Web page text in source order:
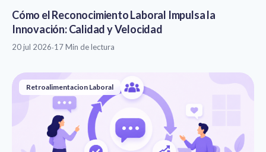
Cómo el Reconocimiento Laboral Impulsa la
Innovación: Calidad y Velocidad
20 jul 2026·17 Min de lectura
Retroalimentacion Laboral